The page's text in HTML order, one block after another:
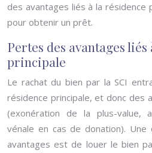
des avantages liés à la résidence
pour obtenir un prêt.
Pertes des avantages
principale
Le rachat du bien par la SCI
résidence principale, et donc des
(exonération de la plus-value,
vénale en cas de donation).
avantages est de louer le bien